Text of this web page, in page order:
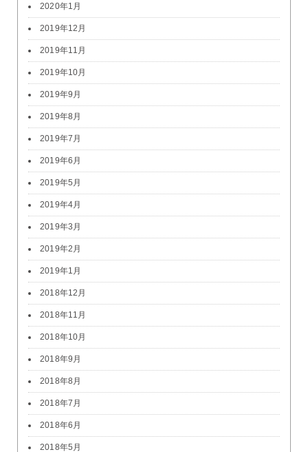
2020年1月
2019年12月
2019年11月
2019年10月
2019年9月
2019年8月
2019年7月
2019年6月
2019年5月
2019年4月
2019年3月
2019年2月
2019年1月
2018年12月
2018年11月
2018年10月
2018年9月
2018年8月
2018年7月
2018年6月
2018年5月